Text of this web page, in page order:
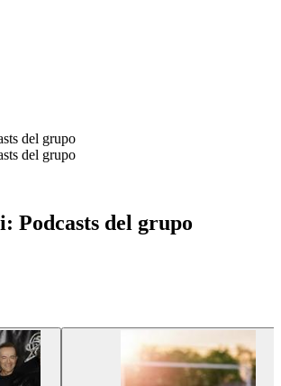
del grupo
del grupo
Podcasts del grupo